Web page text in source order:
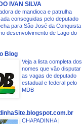
IVAN SILVA
de mandioca e patrulha
conseguidas pelo deputado
para São José da Conquista
desenvolvimento de Lago do
Blog
Veja a lista completa dos
nomes que vão disputar
as vagas de deputado
estadual e federal pelo
MDB
CHAPADINHA |